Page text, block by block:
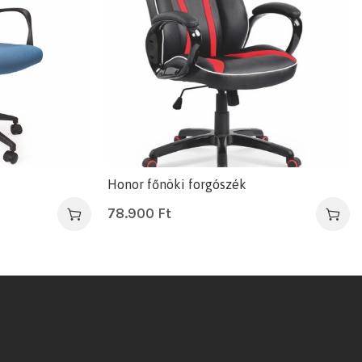
Honor főnöki forgószék
78.900 Ft